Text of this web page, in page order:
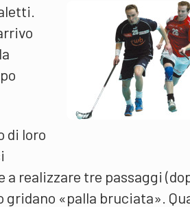
di loro
realizzare tre passaggi
gridano «palla bruciata».